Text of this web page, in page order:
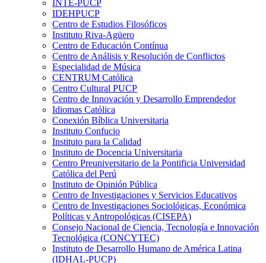
INTE-PUCP
IDEHPUCP
Centro de Estudios Filosóficos
Instituto Riva-Agüero
Centro de Educación Contínua
Centro de Análisis y Resolución de Conflictos
Especialidad de Música
CENTRUM Católica
Centro Cultural PUCP
Centro de Innovación y Desarrollo Emprendedor
Idiomas Católica
Conexión Bíblica Universitaria
Instituto Confucio
Instituto para la Calidad
Instituto de Docencia Universitaria
Centro Preuniversitario de la Pontificia Universidad
Católica del Perú
Instituto de Opinión Pública
Centro de Investigaciones y Servicios Educativos
Centro de Investigaciones Sociológicas, Económica
Políticas y Antropológicas (CISEPA)
Consejo Nacional de Ciencia, Tecnología e Innovación
Tecnológica (CONCYTEC)
Instituto de Desarrollo Humano de América Latina
(IDHAL-PUCP)